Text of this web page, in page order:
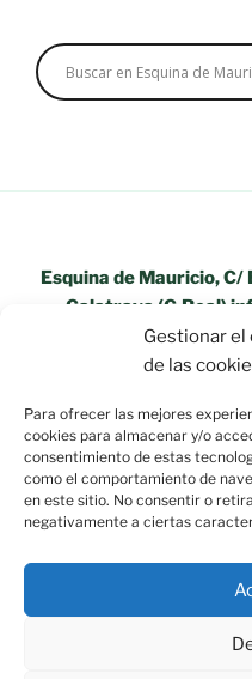
Gestionar
de las
Para ofrecer las mejores
cookies para almacenar y/o
consentimiento de estas
como el comportamiento de
en este sitio. No consentir o
negativamente a ciertas
Esquina de Mauricio,
Calatrava (C.Real)
«Aviso Legal»